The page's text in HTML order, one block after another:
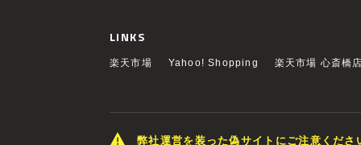
LINKS
楽天市場 Yahoo! Shopping 楽天市場 心斎橋
弊社運営を装った偽サイトにご注意くださ